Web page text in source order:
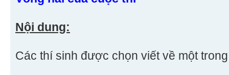
Nội dung:
Các thí sinh được chọn viết về một